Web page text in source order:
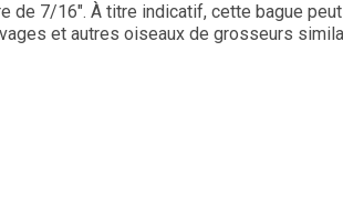
de 7/16". À titre indicatif, cette bague
et autres oiseaux de grosseurs